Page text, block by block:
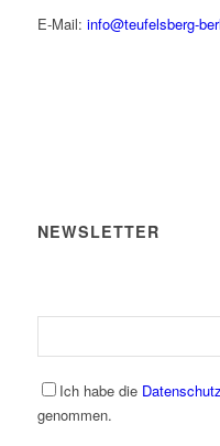
E-Mail: info@teufelsberg-
NEWSLETTER
Ich habe die
genommen.